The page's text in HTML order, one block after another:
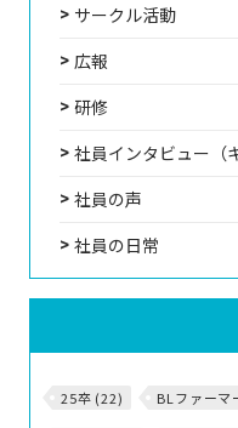
サークル活動
広報
研修
社員インタビュー（
社員の声
社員の日常
25卒 (22) BLファーマ